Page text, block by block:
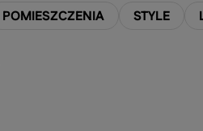
POMIESZCZENIA STYLE